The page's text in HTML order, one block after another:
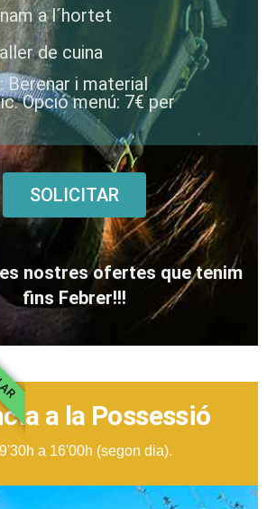
a l´hortet
de cuina
Berenar i material
Opció menú: 7€ per
SOLICITAR
nostres ofertes que tenim
fins Febrer!!!
a la Possessió
a 16'00h (segon dia).